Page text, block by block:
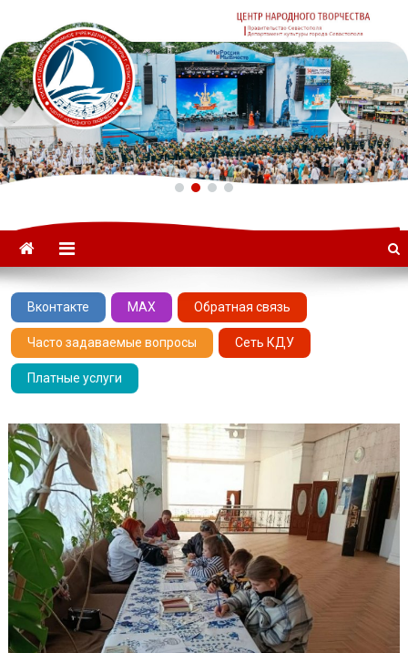
ГАУК «ЦНТ» –
Севастопольский Центр
народного творчества
Вконтакте MAX Обратная связь
Часто задаваемые вопросы Сеть КДУ
Платные услуги